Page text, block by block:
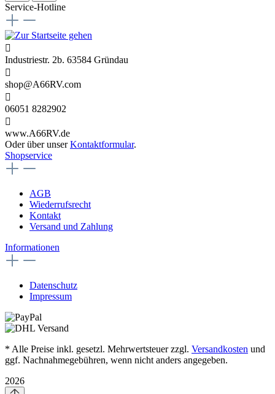
Service-Hotline
Industriestr. 2b. 63584 Gründau
shop@A66RV.com
06051 8282902
www.A66RV.de
Oder über unserKontaktformular.
Shopservice
AGB
Wiederrufsrecht
Kontakt
Versand und Zahlung
Informationen
Datenschutz
Impressum
* Alle Preise inkl. gesetzl. Mehrwertsteuer zzgl. Versandkosten und
ggf. Nachnahmegebühren, wenn nicht anders angegeben.
2026